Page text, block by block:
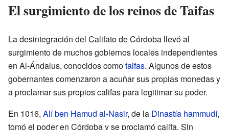
El surgimiento de los reinos de Taifas
La desintegración del Califato de Córdoba llevó al
surgimiento de muchos gobiernos locales independientes
en Al-Ándalus, conocidos comotaifas. Algunos de estos
gobernantes comenzaron a acuñar sus propias monedas y
a proclamar sus propios califas para legitimar su poder.
En 1016, Alí ben Hamud al-Nasir, de la Dinastía hammudí,
tomó el poder en Córdoba y se proclamó califa. Sin